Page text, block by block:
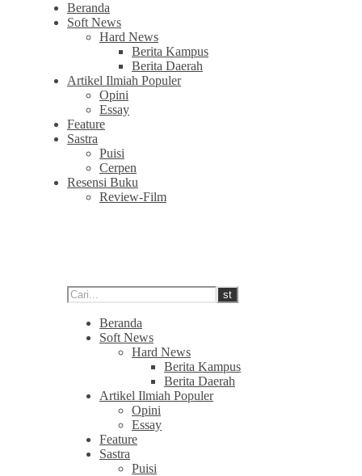
Beranda
Soft News
Hard News
Berita Kampus
Berita Daerah
Artikel Ilmiah Populer
Opini
Essay
Feature
Sastra
Puisi
Cerpen
Resensi Buku
Review-Film
Beranda
Soft News
Hard News
Berita Kampus
Berita Daerah
Artikel Ilmiah Populer
Opini
Essay
Feature
Sastra
Puisi